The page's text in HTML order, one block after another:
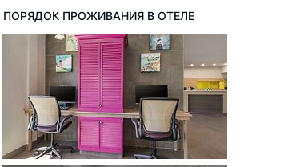
ПОРЯДОК ПРОЖИВАНИЯ В ОТЕЛЕ